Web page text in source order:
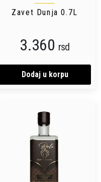
Zavet Dunja 0.7L
3.360 rsd
Dodaj u korpu